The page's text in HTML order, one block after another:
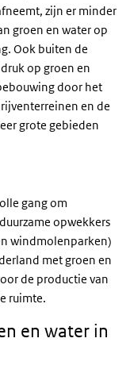
zijn er minder
groen en water op
Ook buiten de
op groen en
door het
en de
grote gebieden
gang om
opwekkers
windmolenparken)
met groen en
de productie van
ruimte.
en water in